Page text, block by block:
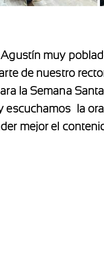
muy
de nuestro
la Semana
escuchamos la
mejor el